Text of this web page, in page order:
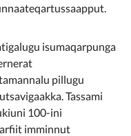
isumaqarpunga
pillugu
Tassami
100-ini
imminnut